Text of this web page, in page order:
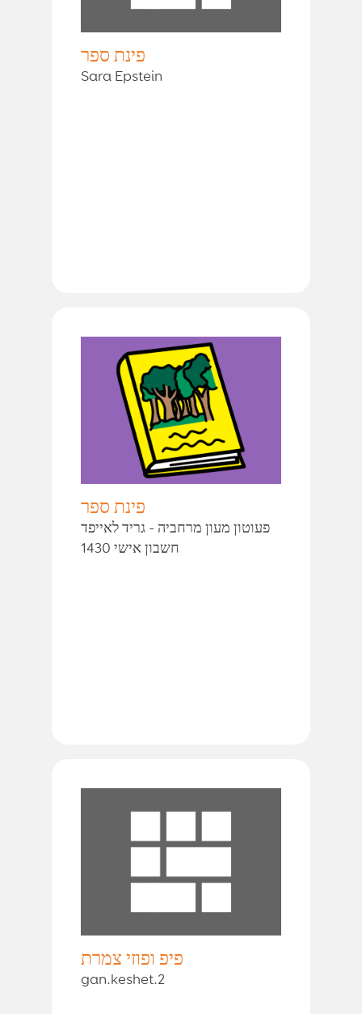
פינת ספר
Sara Epstein
פינת ספר
פעוטון מעון מרחביה - גריד לאייפד
חשבון אישי 1430
פיפ ופוזי צמרת
gan.keshet.2